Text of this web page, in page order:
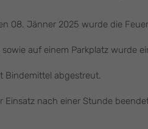
08. Jänner 2025 wurde die
auf einem Parkplatz wurde
Bindemittel abgestreut.
Einsatz nach einer Stunde beendet